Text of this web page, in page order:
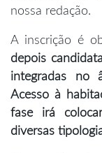
nossa redação.
A inscrição é
depois
integradas no
Acesso à
fase irá
diversas